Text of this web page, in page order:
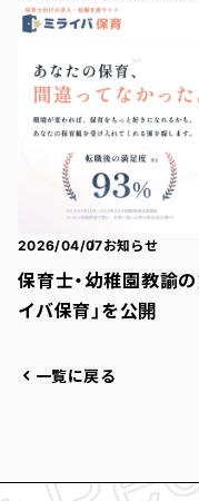
2026/04/07お知らせ
保育士・幼稚園教諭
イバ保育」を公開
一覧に戻る